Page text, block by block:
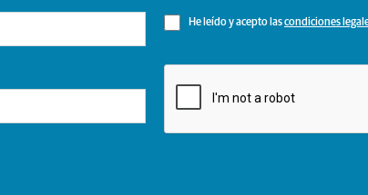
He leído y acepto lascondiciones